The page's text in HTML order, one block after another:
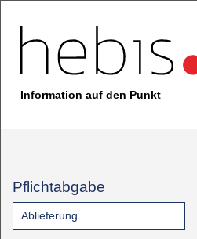
Information auf den Punkt
Pflichtabgabe
Ablieferung